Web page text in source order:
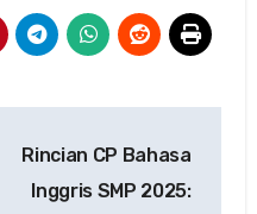
Rincian CP Bahasa
Inggris SMP 2025: